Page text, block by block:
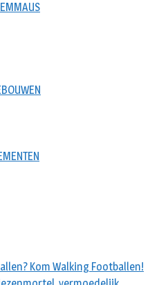
Kom Walking Footballen!